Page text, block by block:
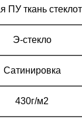
ПУ ткань
Э-стекло
Сатинировка
430г/м2